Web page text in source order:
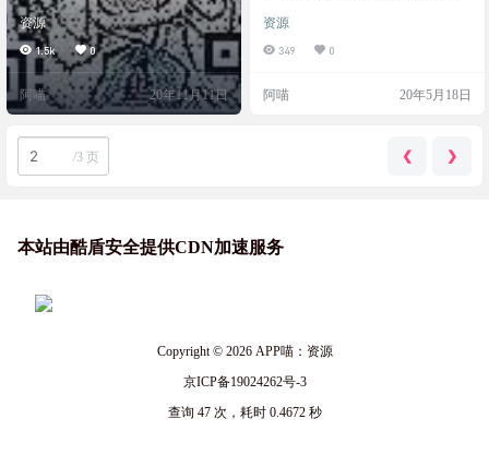
资源
1.5k 0
阿喵 20年11月11日
在问题的企业进行督促整改。截至
目前，当当、知乎日报、e代驾等16
当当存在的问题除私自收集个人信
违规收集个人信息的情况其实，针
对APP通报整改的行动一直在进行。
资源
349 0
阿喵 20年5月18日
/3 页 ❮ ❯
本站由酷盾安全提供CDN加速服务
Copyright © 2026APP喵：资源
京ICP备19024262号-3
查询 47 次，耗时 0.4672 秒